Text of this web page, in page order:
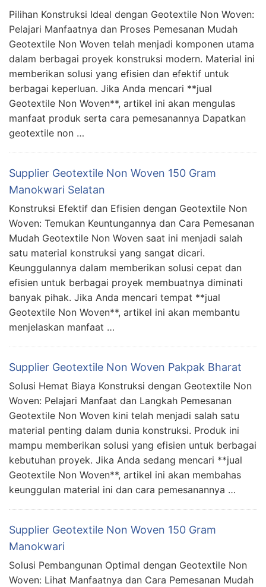
Pilihan Konstruksi Ideal dengan Geotextile Non Woven:
Pelajari Manfaatnya dan Proses Pemesanan Mudah
Geotextile Non Woven telah menjadi komponen utama
dalam berbagai proyek konstruksi modern. Material ini
memberikan solusi yang efisien dan efektif untuk
berbagai keperluan. Jika Anda mencari **jual
Geotextile Non Woven**, artikel ini akan mengulas
manfaat produk serta cara pemesanannya Dapatkan
geotextile non …
Supplier Geotextile Non Woven 150 Gram
Manokwari Selatan
Konstruksi Efektif dan Efisien dengan Geotextile Non
Woven: Temukan Keuntungannya dan Cara Pemesanan
Mudah Geotextile Non Woven saat ini menjadi salah
satu material konstruksi yang sangat dicari.
Keunggulannya dalam memberikan solusi cepat dan
efisien untuk berbagai proyek membuatnya diminati
banyak pihak. Jika Anda mencari tempat **jual
Geotextile Non Woven**, artikel ini akan membantu
menjelaskan manfaat …
Supplier Geotextile Non Woven Pakpak Bharat
Solusi Hemat Biaya Konstruksi dengan Geotextile Non
Woven: Pelajari Manfaat dan Langkah Pemesanan
Geotextile Non Woven kini telah menjadi salah satu
material penting dalam dunia konstruksi. Produk ini
mampu memberikan solusi yang efisien untuk berbagai
kebutuhan proyek. Jika Anda sedang mencari **jual
Geotextile Non Woven**, artikel ini akan membahas
keunggulan material ini dan cara pemesanannya …
Supplier Geotextile Non Woven 150 Gram
Manokwari
Solusi Pembangunan Optimal dengan Geotextile Non
Woven: Lihat Manfaatnya dan Cara Pemesanan Mudah